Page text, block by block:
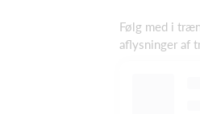
Følg med i
aflysninger af